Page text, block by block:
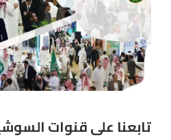
2026-08-07
تابعنا على قنوات